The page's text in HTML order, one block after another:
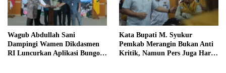
Wagub Abdullah Sani
Dampingi Wamen Dikdasmen
RI Luncurkan Aplikasi Bungo
Kata Bupati M. Syukur
Pemkab Merangin Bukan Anti
Kritik, Namun Pers Juga Harus